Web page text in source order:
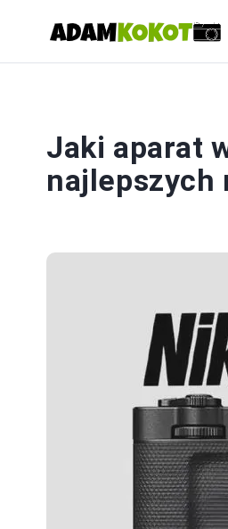
Jaki aparat
najlepszych